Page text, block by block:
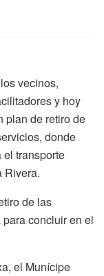
vecinos,
y hoy
plan de retiro de
donde
transporte
Rivera.
de las
concluir en el
el Munícipe